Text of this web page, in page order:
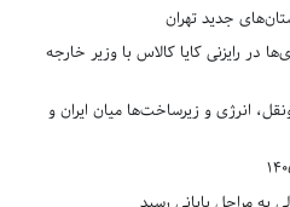
جدید تهران
در رایزنی کایا کالاس با وزیر خارجه
انرژی و زیرساخت‌ها میان ایران و